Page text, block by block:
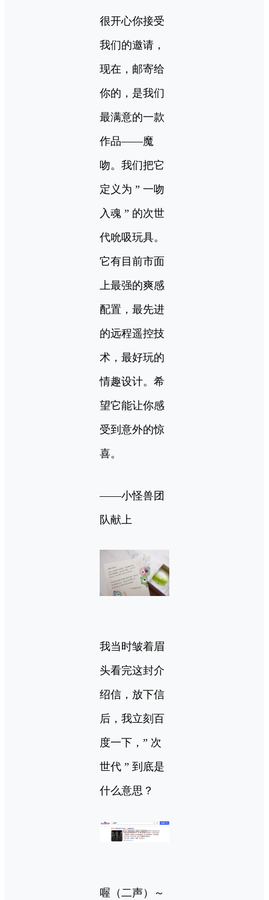
很开心你接受
我们的邀请，
现在，邮寄给
你的，是我们
最满意的一款
作品——魔
吻。我们把它
定义为 ” 一吻
入魂 ” 的次世
代吮吸玩具。
它有目前市面
上最强的爽感
配置，最先进
的远程遥控技
术，最好玩的
情趣设计。希
望它能让你感
受到意外的惊
喜。
——小怪兽团
队献上
我当时皱着眉
头看完这封介
绍信，放下信
后，我立刻百
度一下，” 次
世代 ” 到底是
什么意思？
喔（二声）～